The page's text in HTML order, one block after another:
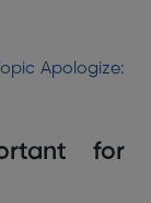
Apologize:
for